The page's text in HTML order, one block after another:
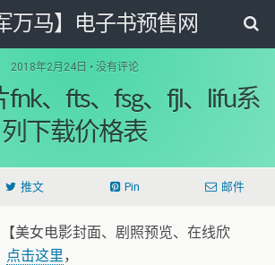
万马】电子书预售网
2018年2月24日 • 没有评论
fnk、fts、fsg、fjl、lifu系
列下载价格表
推文 Pin 邮件
美女电影封面、剧照预览、在线欣
点击这里，